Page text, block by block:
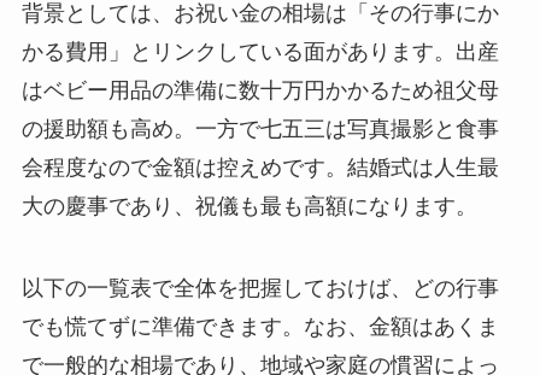
背景としては、お祝い金の相場は「その行事にか
かる費用」とリンクしている面があります。出産
はベビー用品の準備に数十万円かかるため祖父母
の援助額も高め。一方で七五三は写真撮影と食事
会程度なので金額は控えめです。結婚式は人生最
大の慶事であり、祝儀も最も高額になります。
以下の一覧表で全体を把握しておけば、どの行事
でも慌てずに準備できます。なお、金額はあくま
で一般的な相場であり、地域や家庭の慣習によっ